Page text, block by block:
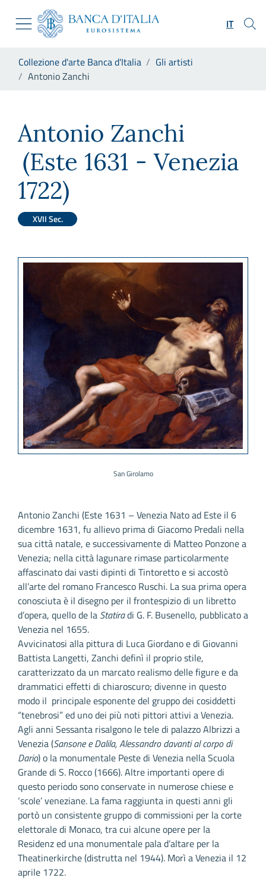
Skip to Main Content
Vai al sito istituzionale
Vai al menu di navigazione
Vai alla ricerca
Vai al footer
IT
Collezione d'arte Banca d'Italia
Gli artisti
Antonio Zanchi
Antonio Zanchi
(Este 1631 - Venezia
1722)
XVII Sec.
San Girolamo
Antonio Zanchi (Este 1631 – Venezia Nato ad Este il 6
dicembre 1631, fu allievo prima di Giacomo Predali nella
sua città natale, e successivamente di Matteo Ponzone a
Venezia; nella città lagunare rimase particolarmente
affascinato dai vasti dipinti di Tintoretto e si accostò
all’arte del romano Francesco Ruschi. La sua prima opera
conosciuta è il disegno per il frontespizio di un libretto
d’opera, quello de la Statiradi G. F. Busenello, pubblicato a
Venezia nel 1655.
Avvicinatosi alla pittura di Luca Giordano e di Giovanni
Battista Langetti, Zanchi definì il proprio stile,
caratterizzato da un marcato realismo delle figure e da
drammatici effetti di chiaroscuro; divenne in questo
modo il principale esponente del gruppo dei cosiddetti
“tenebrosi” ed uno dei più noti pittori attivi a Venezia.
Agli anni Sessanta risalgono le tele di palazzo Albrizzi a
Venezia (Sansone e Dalila, Alessandro davanti al corpo di
Dario) o la monumentale Peste di Venezia nella Scuola
Grande di S. Rocco (1666). Altre importanti opere di
questo periodo sono conservate in numerose chiese e
‘scole’ veneziane. La fama raggiunta in questi anni gli
portò un consistente gruppo di commissioni per la corte
elettorale di Monaco, tra cui alcune opere per la
Residenz ed una monumentale pala d’altare per la
Theatinerkirche (distrutta nel 1944). Morì a Venezia il 12
aprile 1722.